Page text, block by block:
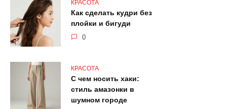
КРАСОТА
Как сделать кудри без
плойки и бигуди
0
КРАСОТА
С чем носить хаки:
стиль амазонки в
шумном городе